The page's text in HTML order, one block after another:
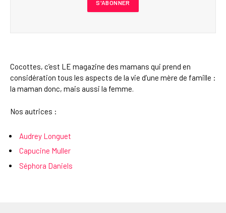
Cocottes, c’est LE magazine des mamans qui prend en
considération tous les aspects de la vie d’une mère de famille :
la maman donc, mais aussi la femme.
Nos autrices :
Audrey Longuet
Capucine Muller
Séphora Daniels